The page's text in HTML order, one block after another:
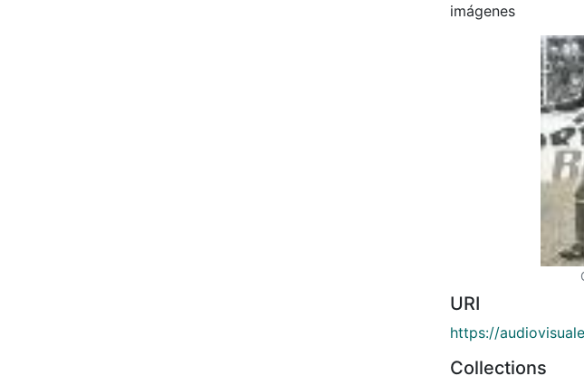
imágenes
URI
https://
Collections